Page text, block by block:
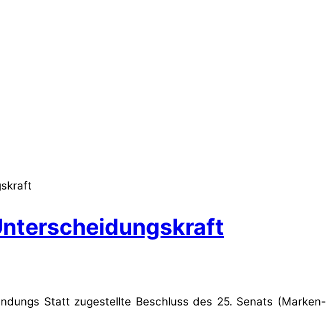
Statt zugestellte Beschluss des 25. Senats (Marken-